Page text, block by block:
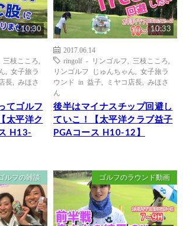
10:30
三枝こころ
女子旅ラ
長
みほさ
てゴルフ
太平洋ク
H13-
10:33
2017.06.14
ringolf - リンゴルフ
三枝こころ
リンゴルフ じゅんちゃん
女子旅ラ
ウンド in 益子
ミヤコ店長
みほさ
ん
後半はマイナスチップ回避し
ていこ！【太平洋クラブ益子
PGAコース H10-12】
ルフの雑談 ゴルフのラウンド動画